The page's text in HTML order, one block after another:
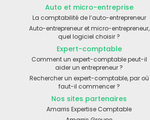
Auto et micro-entreprise
La comptabilité de l’auto-entrepreneur
Auto-entrepreneur et micro-entrepreneur,
quel logiciel choisir ?
Expert-comptable
Comment un expert-comptable peut-il
aider un entrepreneur ?
Rechercher un expert-comptable, par où
faut-il commencer ?
Nos sites partenaires
Amarris Expertise Comptable